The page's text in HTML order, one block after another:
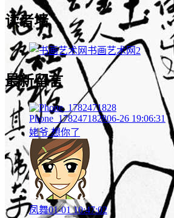
读者墙
书画艺术网2
最新留言
Phone_178247182806-26 19:06:31
姥爷 想你了
凤舞01-01 10:47:02